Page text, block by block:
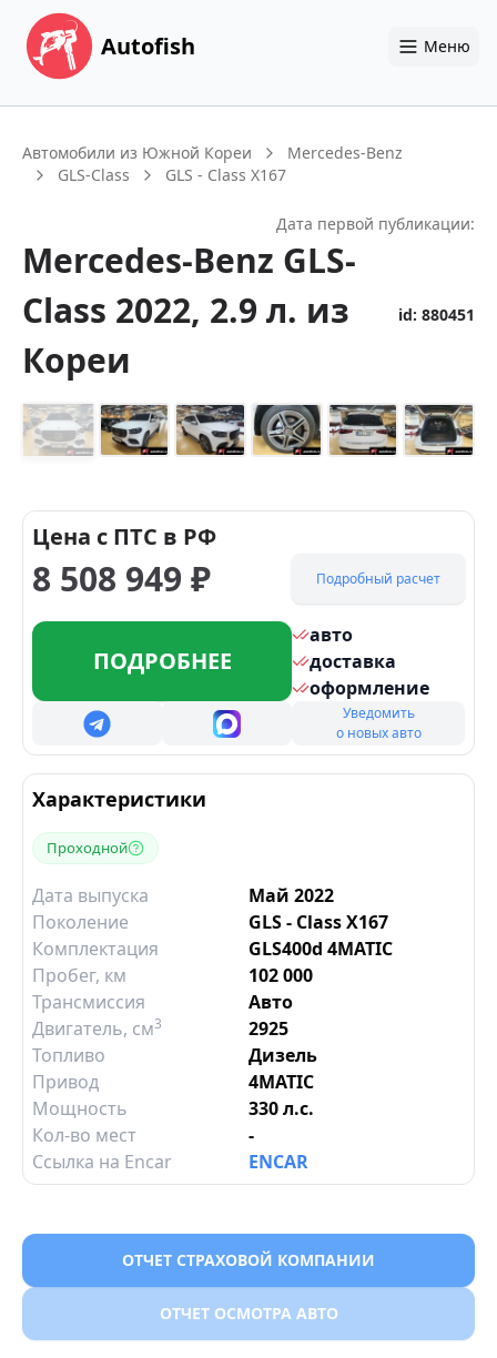
Autofish Меню
Автомобили из Южной Кореи
Mercedes-Benz
GLS-Class
GLS - Class X167
Дата первой публикации:
Mercedes-Benz GLS-
Class 2022, 2.9 л. из
Кореи
id: 880451
Цена с ПТС в РФ
8 508 949 ₽ Подробный расчет
ПОДРОБНЕЕ
авто
доставка
оформление
Уведомить
о новых авто
Характеристики
Проходной
Дата выпуска
Май 2022
Поколение
GLS - Class X167
Комплектация
GLS400d 4MATIC
Пробег, км
102 000
Трансмиссия
Авто
Двигатель, см3
2925
Топливо
Дизель
Привод
4MATIC
Мощность
330 л.с.
Кол-во мест
-
Ссылка на Encar
ENCAR
ОТЧЕТ СТРАХОВОЙ КОМПАНИИ
ОТЧЕТ ОСМОТРА АВТО